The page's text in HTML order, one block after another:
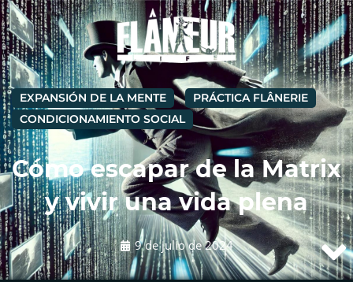
EXPANSIÓN DE LA MENTE
PRÁCTICA FLÂNERIE
CONDICIONAMIENTO SOCIAL
Cómo escapar de la Matrix
y vivir una vida plena
9 de julio de 2024